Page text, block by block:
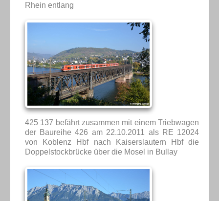
Rhein entlang
425 137 befährt zusammen mit einem Triebwagen
der Baureihe 426 am 22.10.2011 als RE 12024
von Koblenz Hbf nach Kaiserslautern Hbf die
Doppelstockbrücke über die Mosel in Bullay